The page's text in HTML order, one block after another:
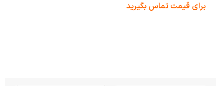
برای قیمت تماس بگیرید